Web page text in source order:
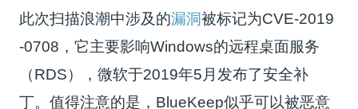
此次扫描浪潮中涉及的漏洞被标记为CVE-2019
-0708，它主要影响Windows的远程桌面服务
（RDS），微软于2019年5月发布了安全补
丁。值得注意的是，BlueKeep似乎可以被恶意